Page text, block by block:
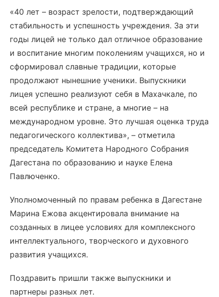
​«40 лет – возраст зрелости, подтверждающий
стабильность и успешность учреждения. За эти
годы лицей не только дал отличное образование
и воспитание многим поколениям учащихся, но и
сформировал славные традиции, которые
продолжают нынешние ученики. Выпускники
лицея успешно реализуют себя в Махачкале, по
всей республике и стране, а многие – на
международном уровне. Это лучшая оценка труда
педагогического коллектива», – отметила
председатель Комитета Народного Собрания
Дагестана по образованию и науке Елена
Павлюченко.
​Уполномоченный по правам ребенка в Дагестане
Марина Ежова акцентировала внимание на
созданных в лицее условиях для комплексного
интеллектуального, творческого и духовного
развития учащихся.
Поздравить пришли также выпускники и
партнеры разных лет.